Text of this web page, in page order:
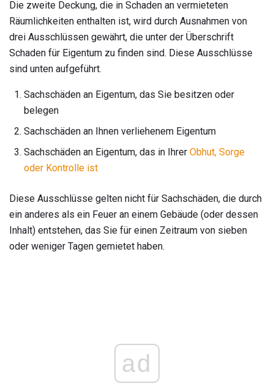
Die zweite Deckung, die in Schaden an vermieteten
Räumlichkeiten enthalten ist, wird durch Ausnahmen von
drei Ausschlüssen gewährt, die unter der Überschrift
Schaden für Eigentum zu finden sind. Diese Ausschlüsse
sind unten aufgeführt.
Sachschäden an Eigentum, das Sie besitzen oder
belegen
Sachschäden an Ihnen verliehenem Eigentum
Sachschäden an Eigentum, das in Ihrer Obhut, Sorge
oder Kontrolle ist
Diese Ausschlüsse gelten nicht für Sachschäden, die durch
ein anderes als ein Feuer an einem Gebäude (oder dessen
Inhalt) entstehen, das Sie für einen Zeitraum von sieben
oder weniger Tagen gemietet haben.
ad